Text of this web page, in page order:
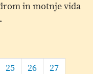
in motnje vida
Page
25 Page
26 Page
27